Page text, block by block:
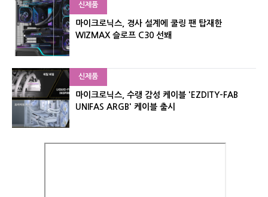
신제품
마이크로닉스, 경사 설계에 쿨링 팬 탑재한
WIZMAX 슬로프 C30 선봬
신제품
마이크로닉스, 수랭 감성 케이블 'EZDITY-FAB
UNIFAS ARGB' 케이블 출시